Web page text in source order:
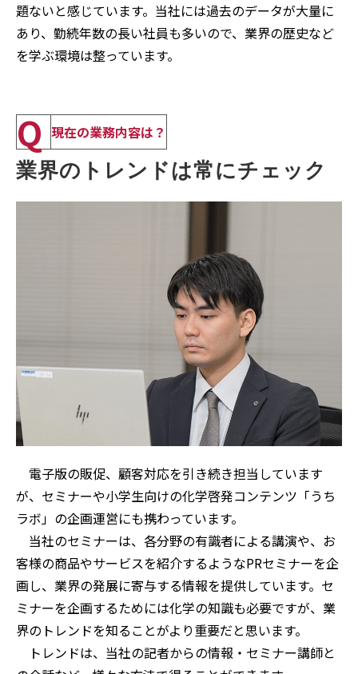
題ないと感じています。当社には過去のデータが大量に
あり、勤続年数の長い社員も多いので、業界の歴史など
を学ぶ環境は整っています。
Q 現在の業務内容は？
業界のトレンドは常にチェック
電子版の販促、顧客対応を引き続き担当しています
が、セミナーや小学生向けの化学啓発コンテンツ「うち
ラボ」の企画運営にも携わっています。
当社のセミナーは、各分野の有識者による講演や、お
客様の商品やサービスを紹介するようなPRセミナーを企
画し、業界の発展に寄与する情報を提供しています。セ
ミナーを企画するためには化学の知識も必要ですが、業
界のトレンドを知ることがより重要だと思います。
トレンドは、当社の記者からの情報・セミナー講師と